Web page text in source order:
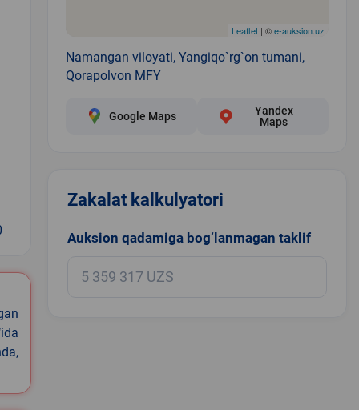
Leaflet| ©e-auksion.uz
Namangan viloyati, Yangiqo`rg`on tumani,
Qorapolvon MFY
Google Maps
Yandex
Maps
Zakalat kalkulyatori
Auksion qadamiga bog‘lanmagan taklif